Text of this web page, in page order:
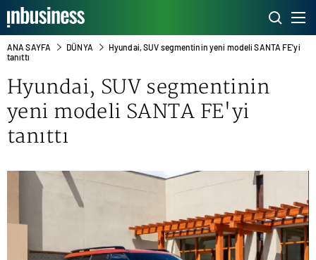
ANA SAYFA DÜNYA
Hyundai, SUV segmentinin yeni modeli SANTA FE'yi
tanıttı
Hyundai, SUV segmentinin
yeni modeli SANTA FE'yi
tanıttı